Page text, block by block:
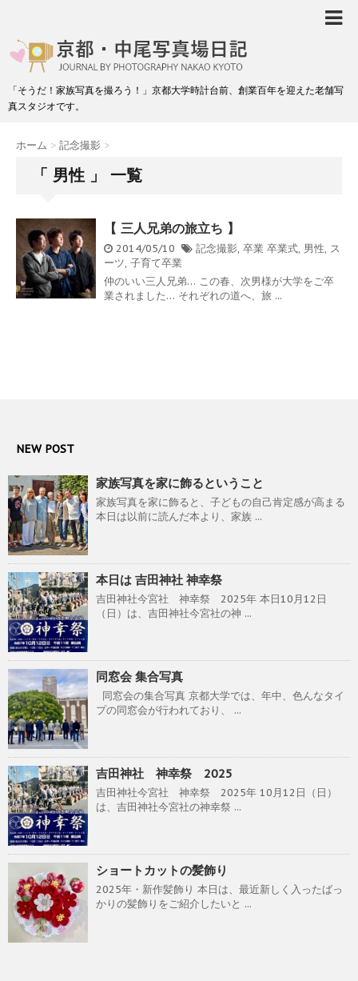
「そうだ！家族写真を撮ろう！」京都大学時計台前、創業百年を迎えた老舗写
真スタジオです。
ホーム > 記念撮影 >
「 男性 」 一覧
【 三人兄弟の旅立ち 】
2014/05/10 記念撮影, 卒業 卒業式, 男性, ス
ーツ, 子育て卒業
仲のいい三人兄弟… この春、次男様が大学をご卒
業されました… それぞれの道へ、旅 ...
NEW POST
家族写真を家に飾るということ
家族写真を家に飾ると、子どもの自己肯定感が高まる
本日は以前に読んだ本より、家族 ...
本日は 吉田神社 神幸祭
吉田神社今宮社 神幸祭 2025年 本日10月12日
（日）は、吉田神社今宮社の神 ...
同窓会 集合写真
同窓会の集合写真 京都大学では、年中、色んなタイ
プの同窓会が行われており、 ...
吉田神社 神幸祭 2025
吉田神社今宮社 神幸祭 2025年 10月12日（日）
は、吉田神社今宮社の神幸祭 ...
ショートカットの髪飾り
2025年・新作髪飾り 本日は、最近新しく入ったばっ
かりの髪飾りをご紹介したいと ...